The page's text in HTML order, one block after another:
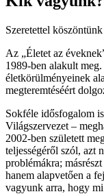
Szeretettel
Az „Életet az
1989-ben alakult
életkörülményeinek
megteremtéséért
Sokféle idősfogalom
Világszervezet –
2002-ben született
teljességéről szól, azt
problémákra;
hanem alapvetően a
vagyunk arra, hogy